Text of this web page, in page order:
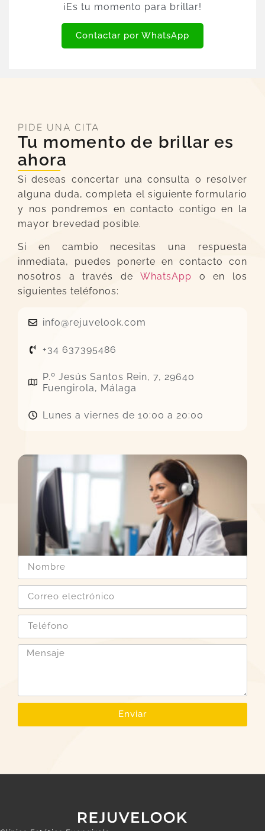
¡Es tu momento para brillar!
Contactar por WhatsApp
PIDE UNA CITA
Tu momento de brillar es
ahora
Si deseas concertar una consulta o resolver
alguna duda, completa el siguiente formulario
y nos pondremos en contacto contigo en la
mayor brevedad posible.
Si en cambio necesitas una respuesta
inmediata, puedes ponerte en contacto con
nosotros a través deWhatsApp o en los
siguientes teléfonos:
info@rejuvelook.com
+34 637395486
P.º Jesús Santos Rein, 7, 29640
Fuengirola, Málaga
Lunes a viernes de 10:00 a 20:00
Enviar